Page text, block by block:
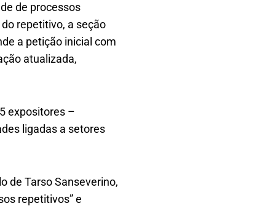
de processos
repetitivo, a seção
a petição inicial com
atualizada,
expositores –
ligadas a setores
de Tarso Sanseverino,
repetitivos” e